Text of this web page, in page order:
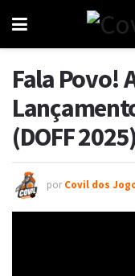
Fala Povo!
(DOFF 2025)
por Covil dos